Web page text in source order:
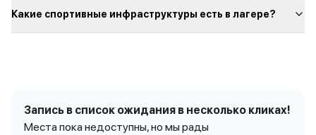
Какие спортивные инфраструктуры есть в лагере?
Запись в список ожидания в несколько кликах!
Места пока недоступны, но мы рады